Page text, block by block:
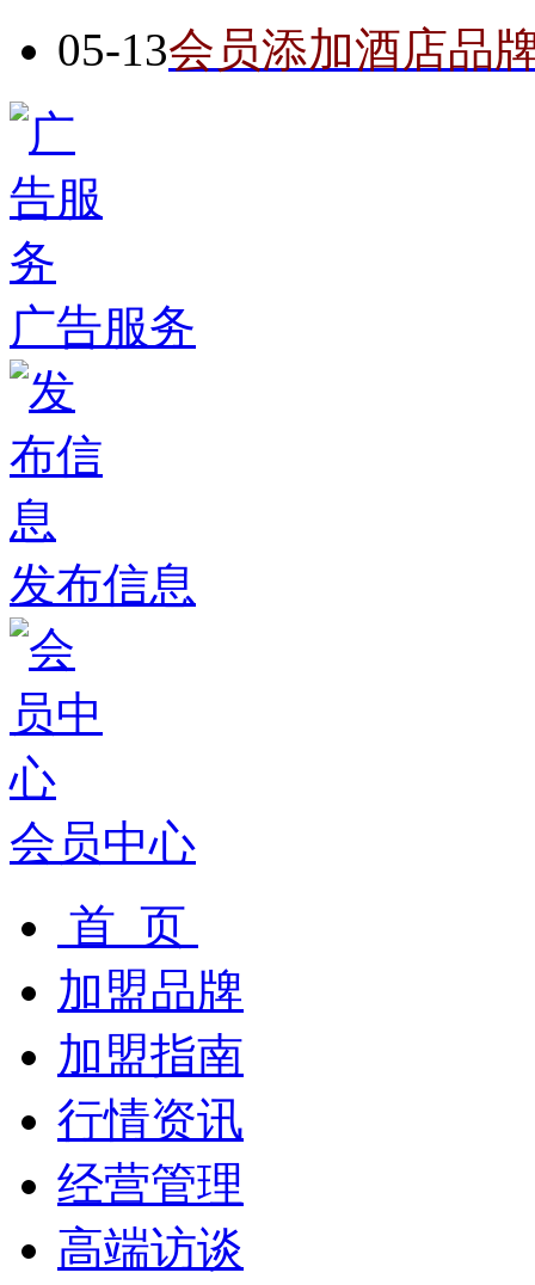
05-13会员添加酒店品
广告服务
发布信息
会员中心
首 页
加盟品牌
加盟指南
行情资讯
经营管理
高端访谈